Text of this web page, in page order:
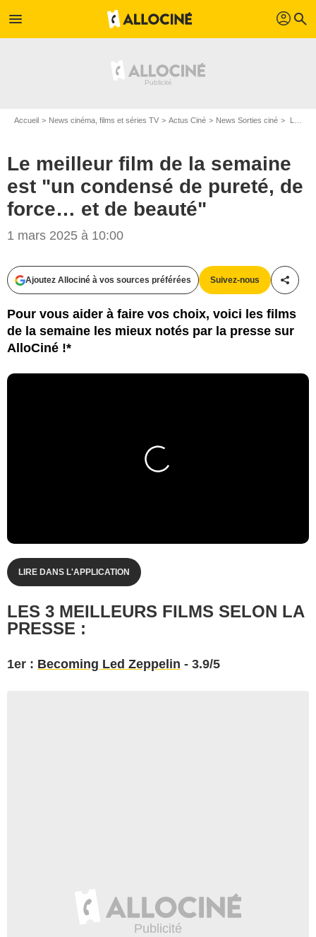
menu profil search
Accueil News cinéma, films et séries TV Actus Ciné News Sorties ciné Le meilleur film de la semaine est "un condensé de pureté, de force… et de beauté"
Le meilleur film de la semaine
est "un condensé de pureté, de
force… et de beauté"
1 mars 2025 à 10:00
Ajoutez Allociné à vos sources préférées Suivez-nous
Pour vous aider à faire vos choix, voici les films
de la semaine les mieux notés par la presse sur
AlloCiné !*
LIRE DANS L'APPLICATION
LES 3 MEILLEURS FILMS SELON LA
PRESSE :
1er : Becoming Led Zeppelin - 3.9/5